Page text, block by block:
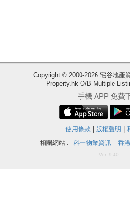
Copyright © 2000-2026 宅谷地產
Property.hk O/B Multiple
手機 APP 免費
使用條款 版權聲明
相關網站 :
科一物業資訊 香
Ver. 9.40